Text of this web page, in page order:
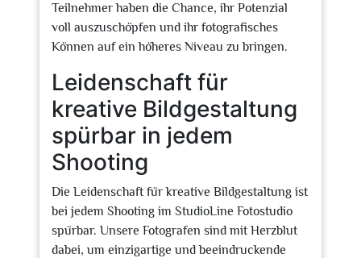
Teilnehmer haben die Chance, ihr Potenzial
voll auszuschöpfen und ihr fotografisches
Können auf ein höheres Niveau zu bringen.
Leidenschaft für
kreative Bildgestaltung
spürbar in jedem
Shooting
Die Leidenschaft für kreative Bildgestaltung ist
bei jedem Shooting im StudioLine Fotostudio
spürbar. Unsere Fotografen sind mit Herzblut
dabei, um einzigartige und beeindruckende